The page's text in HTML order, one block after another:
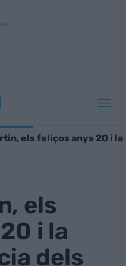
els feliços anys 20 i la
els
i la
dels